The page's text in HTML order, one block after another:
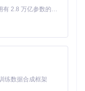
继续
Kimi K3 是Kimi能力最强的模型：这是一个拥有 2.8 万亿参数的混合专家（MoE）模型，具备原生视觉理解能力，并支持 100 万 token 的上下文窗口。
练数据合成框架